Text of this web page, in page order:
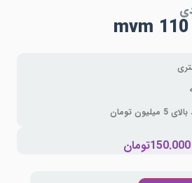
تومان
150.000تومان